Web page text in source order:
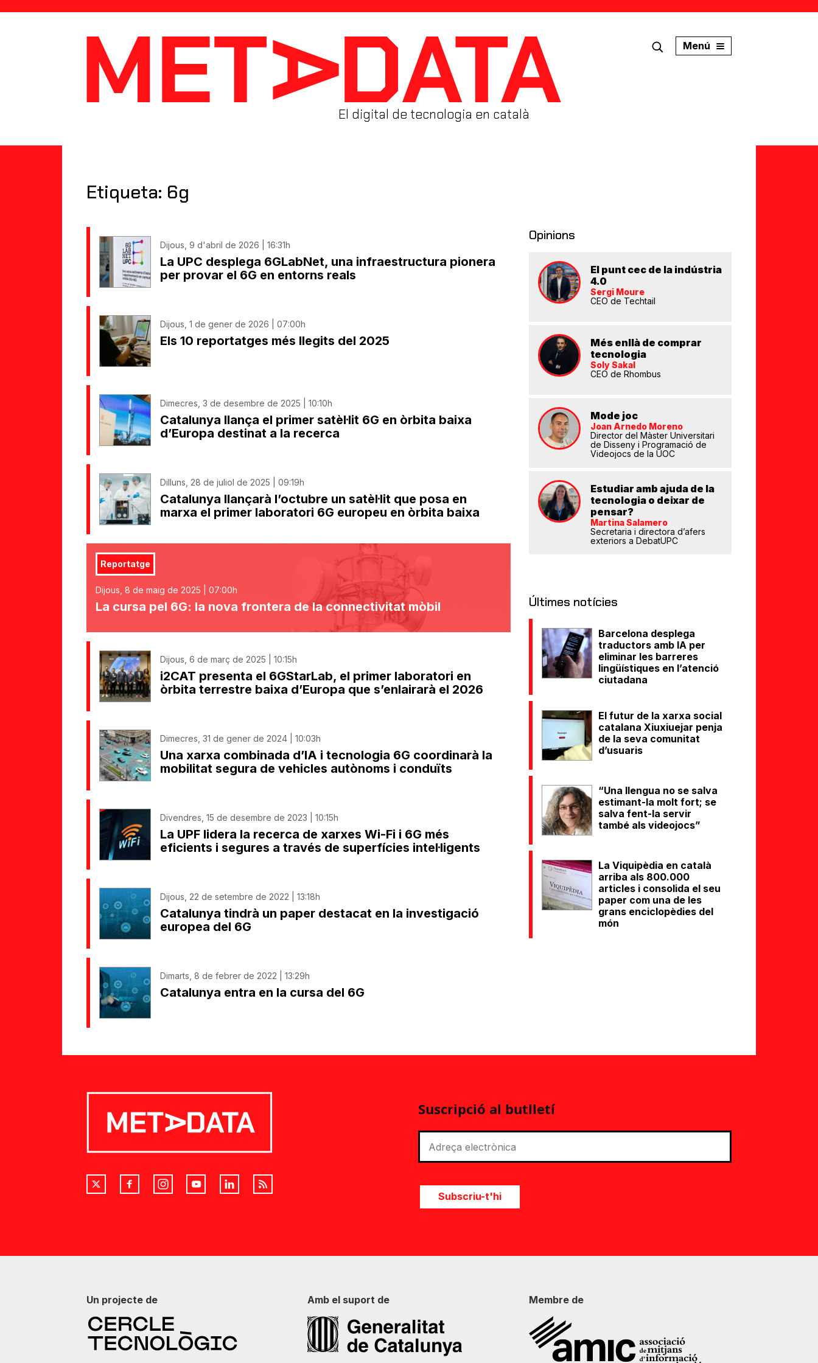
MetaData
El digital de tecnologia en català
Menú
Etiqueta: 6g
Dijous, 9 d'abril de 2026 | 16:31h
La UPC desplega 6GLabNet, una infraestructura pionera
per provar el 6G en entorns reals
Dijous, 1 de gener de 2026 | 07:00h
Els 10 reportatges més llegits del 2025
Dimecres, 3 de desembre de 2025 | 10:10h
Catalunya llança el primer satèl·lit 6G en òrbita baixa
d’Europa destinat a la recerca
Dilluns, 28 de juliol de 2025 | 09:19h
Catalunya llançarà l’octubre un satèl·lit que posa en
marxa el primer laboratori 6G europeu en òrbita baixa
Reportatge
Dijous, 8 de maig de 2025 | 07:00h
La cursa pel 6G: la nova frontera de la connectivitat mòbil
Dijous, 6 de març de 2025 | 10:15h
i2CAT presenta el 6GStarLab, el primer laboratori en
òrbita terrestre baixa d’Europa que s’enlairarà el 2026
Dimecres, 31 de gener de 2024 | 10:03h
Una xarxa combinada d’IA i tecnologia 6G coordinarà la
mobilitat segura de vehicles autònoms i conduïts
Divendres, 15 de desembre de 2023 | 10:15h
La UPF lidera la recerca de xarxes Wi-Fi i 6G més
eficients i segures a través de superfícies intel·ligents
Dijous, 22 de setembre de 2022 | 13:18h
Catalunya tindrà un paper destacat en la investigació
europea del 6G
Dimarts, 8 de febrer de 2022 | 13:29h
Catalunya entra en la cursa del 6G
Opinions
El punt cec de la indústria
4.0
Sergi Moure
CEO de Techtail
Més enllà de comprar
tecnologia
Soly Sakal
CEO de Rhombus
Mode joc
Joan Arnedo Moreno
Director del Màster Universitari
de Disseny i Programació de
Videojocs de la UOC
Estudiar amb ajuda de la
tecnologia o deixar de
pensar?
Martina Salamero
Secretaria i directora d’afers
exteriors a DebatUPC
Últimes notícies
Barcelona desplega
traductors amb IA per
eliminar les barreres
lingüístiques en l’atenció
ciutadana
El futur de la xarxa social
catalana Xiuxiuejar penja
de la seva comunitat
d’usuaris
“Una llengua no se salva
estimant-la molt fort; se
salva fent-la servir
també als videojocs”
La Viquipèdia en català
arriba als 800.000
articles i consolida el seu
paper com una de les
grans enciclopèdies del
món
Suscripció al butlletí
Subscriu-t'hi
Un projecte de Amb el suport de Membre de